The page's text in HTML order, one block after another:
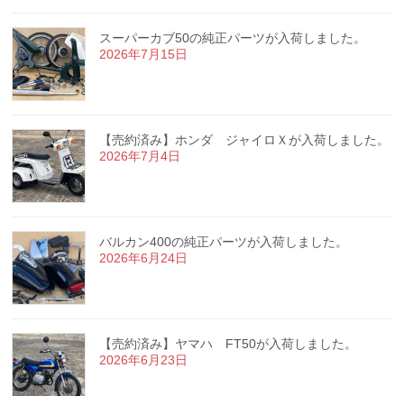
スーパーカブ50の純正パーツが入荷しました。
2026年7月15日
【売約済み】ホンダ ジャイロＸが入荷しました。
2026年7月4日
バルカン400の純正パーツが入荷しました。
2026年6月24日
【売約済み】ヤマハ FT50が入荷しました。
2026年6月23日